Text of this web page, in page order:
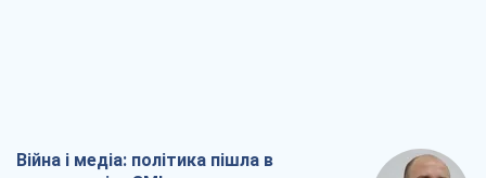
Війна і медіа: політика пішла в